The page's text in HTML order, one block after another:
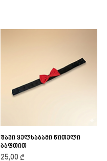
Quick View
შავი ყელსაბამი წითელი
ბაფთით
Price
25,00 ₾